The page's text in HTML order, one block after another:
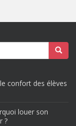
confort des élèves
louer son
?